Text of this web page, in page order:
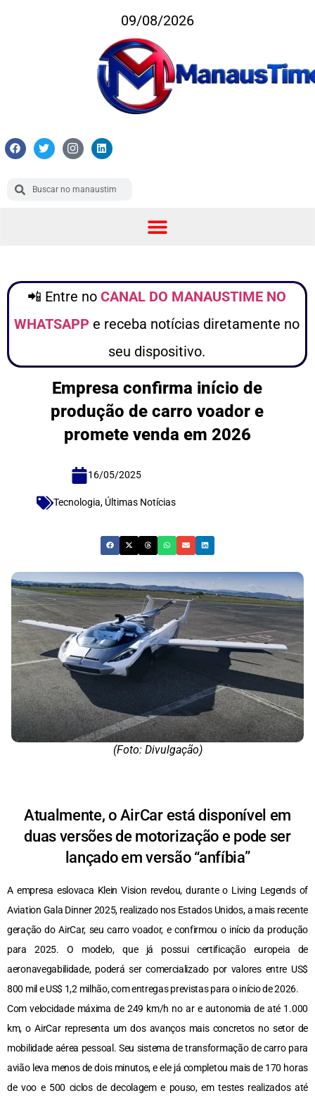
09/08/2026
📲 Entre no CANAL DO MANAUSTIME NO
WHATSAPP e receba notícias diretamente no
seu dispositivo.
Empresa confirma início de
produção de carro voador e
promete venda em 2026
16/05/2025
Tecnologia, Últimas Notícias
(Foto: Divulgação)
Atualmente, o AirCar está disponível em
duas versões de motorização e pode ser
lançado em versão “anfíbia”
A empresa eslovaca Klein Vision revelou, durante o Living Legends of
Aviation Gala Dinner 2025, realizado nos Estados Unidos, a mais recente
geração do AirCar, seu carro voador, e confirmou o início da produção
para 2025. O modelo, que já possui certificação europeia de
aeronavegabilidade, poderá ser comercializado por valores entre US$
800 mil e US$ 1,2 milhão, com entregas previstas para o início de 2026.
Com velocidade máxima de 249 km/h no ar e autonomia de até 1.000
km, o AirCar representa um dos avanços mais concretos no setor de
mobilidade aérea pessoal. Seu sistema de transformação de carro para
avião leva menos de dois minutos, e ele já completou mais de 170 horas
de voo e 500 ciclos de decolagem e pouso, em testes realizados até